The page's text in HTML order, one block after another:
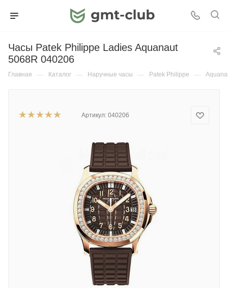
Часы Patek Philippe Ladies Aquanaut
5068R 040206
Главная — Каталог — Наручные часы — Patek Philippe —
Артикул: 040206